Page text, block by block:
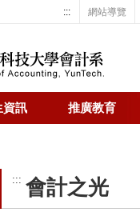
網站導覽
:::
資訊 推廣教育
::: 會計之光